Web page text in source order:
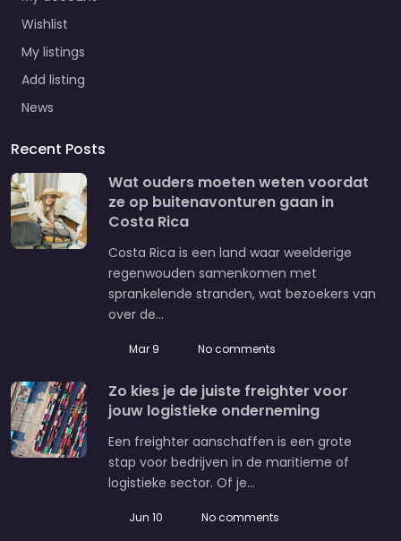
Wishlist
My listings
Add listing
News
Recent Posts
Wat ouders moeten weten voordat
ze op buitenavonturen gaan in
Costa Rica
Costa Rica is een land waar weelderige
regenwouden samenkomen met
sprankelende stranden, wat bezoekers van
over de…
Mar 9 No comments
Zo kies je de juiste freighter voor
jouw logistieke onderneming
Een freighter aanschaffen is een grote
stap voor bedrijven in de maritieme of
logistieke sector. Of je…
Jun 10 No comments